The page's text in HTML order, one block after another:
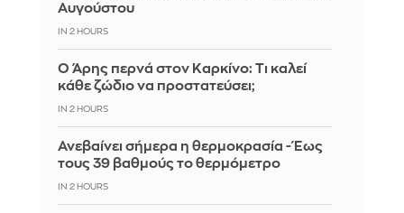
Αυγούστου
IN 2 HOURS
Ο Άρης περνά στον Καρκίνο: Τι καλεί
κάθε ζώδιο να προστατεύσει;
IN 2 HOURS
Ανεβαίνει σήμερα η θερμοκρασία - Έως
τους 39 βαθμούς το θερμόμετρο
IN 2 HOURS